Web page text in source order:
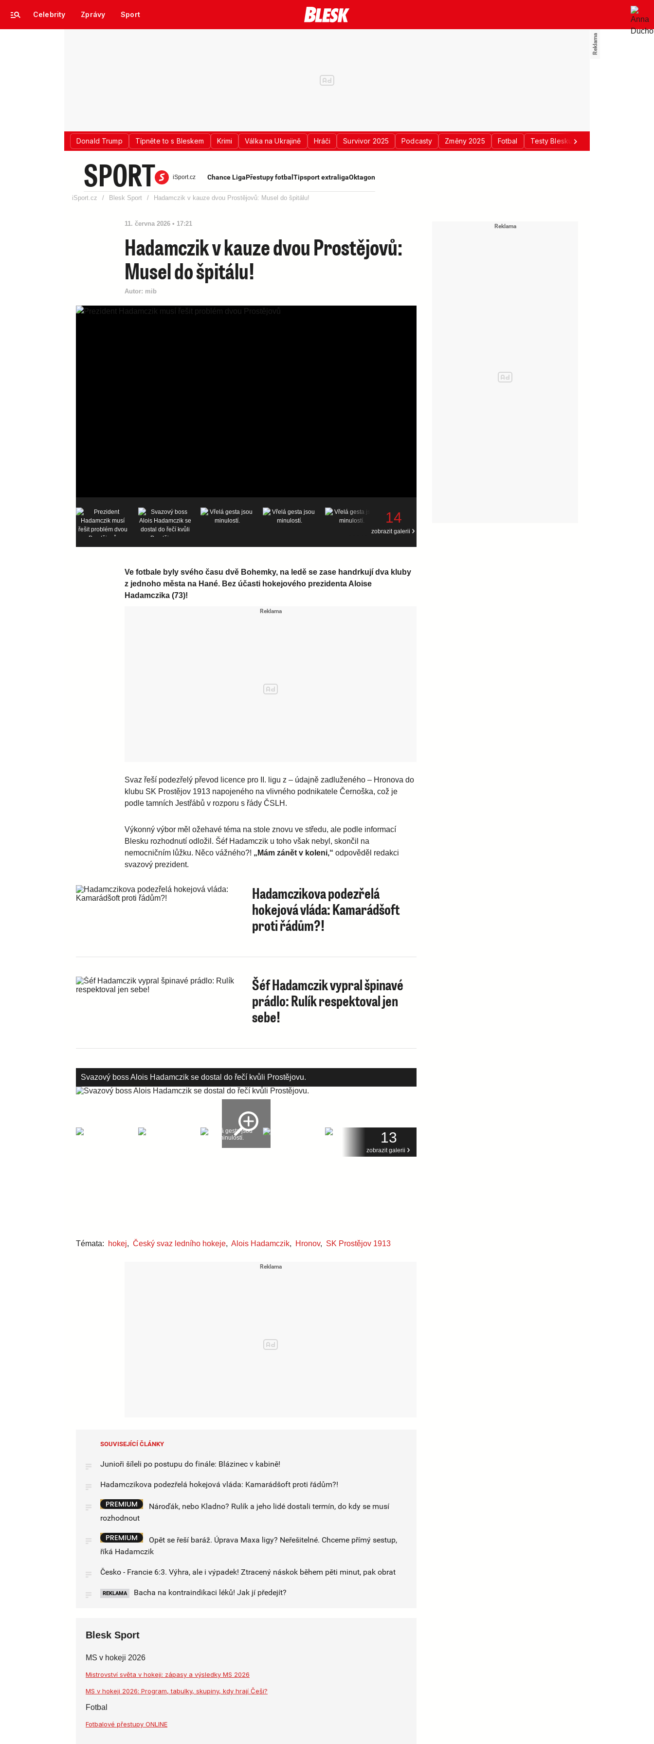
Donald Trump Típněte to s Bleskem Krimi Válka na Ukrajině Hráči Survivor 2025 Podcasty Změny 2025 Fotbal Testy Blesku
Celebrity Zprávy Sport
SPORT iSport.cz Chance LigaPřestupy fotbal Tipsport extraligaOktagon
iSport.cz / Blesk Sport / Hadamczik v kauze dvou Prostějovů: Musel do špitálu!
11. června 2026 • 17:21
Hadamczik v kauze dvou Prostějovů:
Musel do špitálu!
Autor: mib
14
zobrazit galerii
Ve fotbale byly svého času dvě Bohemky, na ledě se zase handrkují dva kluby
z jednoho města na Hané. Bez účasti hokejového prezidenta Aloise
Hadamczika (73)!
Svaz řeší podezřelý převod licence pro II. ligu z – údajně zadluženého – Hronova do
klubu SK Prostějov 1913 napojeného na vlivného podnikatele Černoška, což je
podle tamních Jestřábů v rozporu s řády ČSLH.
Výkonný výbor měl ožehavé téma na stole znovu ve středu, ale podle informací
Blesku rozhodnutí odložil. Šéf Hadamczik u toho však nebyl, skončil na
nemocničním lůžku. Něco vážného?! „Mám zánět v koleni,“ odpověděl redakci
svazový prezident.
Hadamczikova podezřelá
hokejová vláda: Kamarádšoft
proti řádům?!
Šéf Hadamczik vypral špinavé
prádlo: Rulík respektoval jen
sebe!
Svazový boss Alois Hadamczik se dostal do řečí kvůli Prostějovu.
13
zobrazit galerii
Témata: hokej, Český svaz ledního hokeje, Alois Hadamczik, Hronov, SK Prostějov 1913
SOUVISEJÍCÍ ČLÁNKY
Junioři šíleli po postupu do finále: Blázinec v kabině!
Hadamczikova podezřelá hokejová vláda: Kamarádšoft proti řádům?!
Nároďák, nebo Kladno? Rulík a jeho lidé dostali termín, do kdy se musí
rozhodnout
Opět se řeší baráž. Úprava Maxa ligy? Neřešitelné. Chceme přímý sestup,
říká Hadamczik
Česko - Francie 6:3. Výhra, ale i výpadek! Ztracený náskok během pěti minut, pak obrat
REKLAMA Bacha na kontraindikaci léků! Jak jí předejít?
Blesk Sport
MS v hokeji 2026
Mistrovství světa v hokeji: zápasy a výsledky MS 2026
MS v hokeji 2026: Program, tabulky, skupiny, kdy hrají Češi?
Fotbal
Fotbalové přestupy ONLINE